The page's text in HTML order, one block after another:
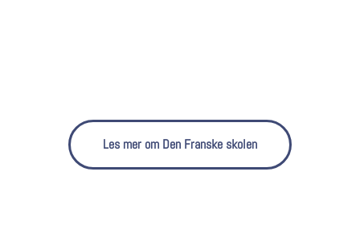
Les mer om Den Franske skolen